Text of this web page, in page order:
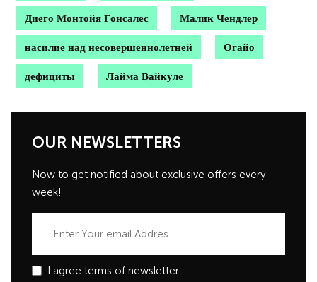
Диего Монтойя Гонсалес Малик Чендлер
насилие над несовершеннолетней Огайо
дефициты Лайма Вайкуле
OUR NEWSLETTERS
Now to get notified about exclusive offers every
week!
I agree terms of newsletter.